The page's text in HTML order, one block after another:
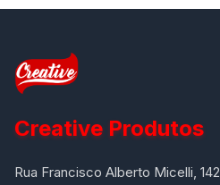
Creative Produtos
Rua Francisco Alberto Micelli, 142